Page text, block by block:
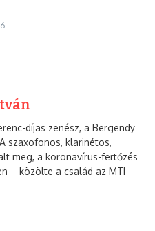
díjas zenész, a Bergendy
szaxofonos, klarinétos,
meg, a koronavírus-fertőzés
– közölte a család az MTI-